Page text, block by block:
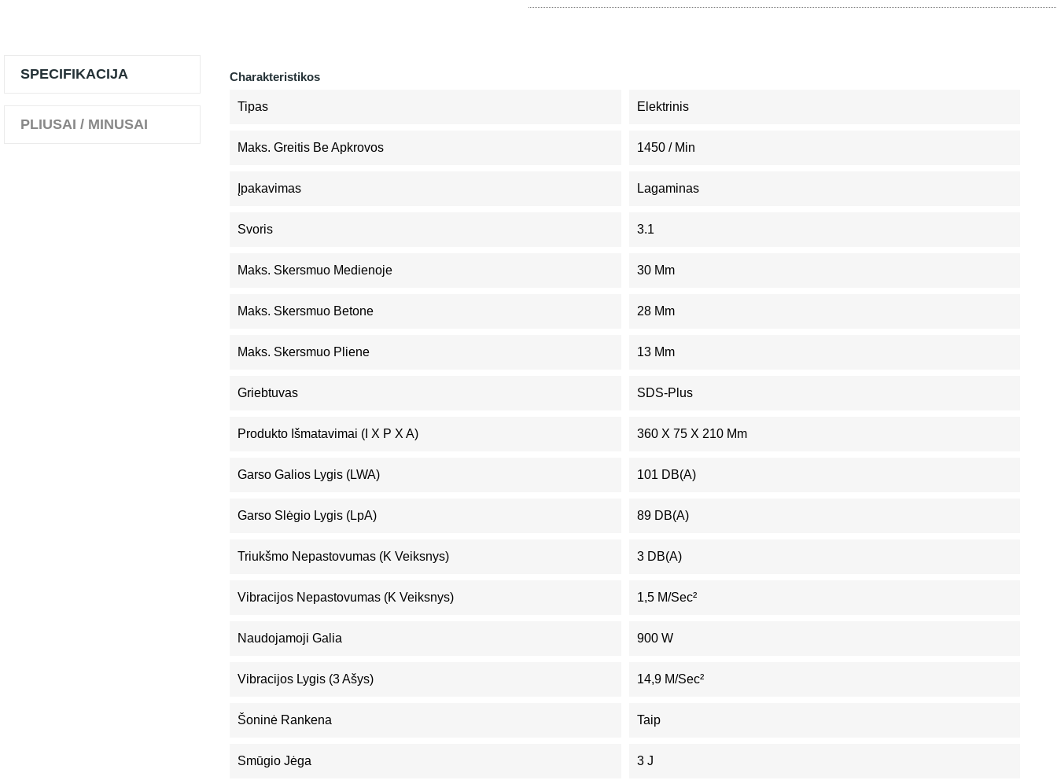
SPECIFIKACIJA
PLIUSAI / MINUSAI
Charakteristikos
Tipas Elektrinis
Maks. Greitis Be Apkrovos 1450 / Min
Įpakavimas Lagaminas
Svoris 3.1
Maks. Skersmuo Medienoje 30 Mm
Maks. Skersmuo Betone 28 Mm
Maks. Skersmuo Pliene 13 Mm
Griebtuvas SDS-Plus
Produkto Išmatavimai (I X P X A) 360 X 75 X 210 Mm
Garso Galios Lygis (LWA) 101 DB(A)
Garso Slėgio Lygis (LpA) 89 DB(A)
Triukšmo Nepastovumas (K Veiksnys) 3 DB(A)
Vibracijos Nepastovumas (K Veiksnys) 1,5 M/sec²
Naudojamoji Galia 900 W
Vibracijos Lygis (3 Ašys) 14,9 M/sec²
Šoninė Rankena Taip
Smūgio Jėga 3 J